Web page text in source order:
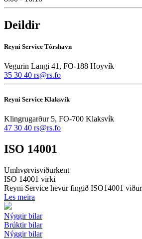
Deildir
Reyni Service Tórshavn
Vegurin Langi 41, FO-188 Hoyvík
35 30 40 rs@rs.fo
Reyni Service Klaksvík
Klingrugarður 5, FO-700 Klaksvík
47 30 40 rs@rs.fo
ISO 14001
Umhvørvisviðurkent
ISO 14001 virki
Reyni Service hevur fingið ISO14001
Les meira
Nýggir bilar
Brúktir bilar
Nýggir bilar